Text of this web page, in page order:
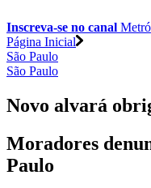
Inscreva-se no canal
Página Inicial
São Paulo
São Paulo
Novo alvará
Moradores
Paulo